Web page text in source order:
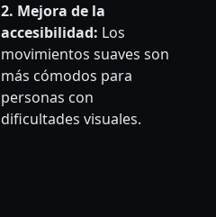
2. Mejora de la
accesibilidad: Los
movimientos suaves son
más cómodos para
personas con
dificultades visuales.